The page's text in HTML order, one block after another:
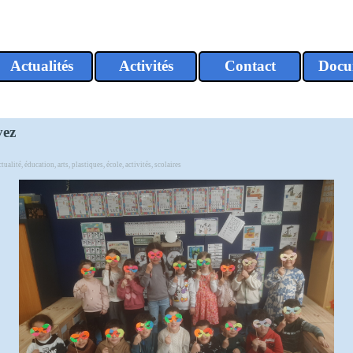
Sauter le menu
▼
Actualités Activités ▼
Contact
, éducation , arts , plastiques , école, activités , scolaires